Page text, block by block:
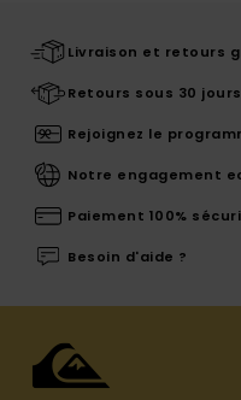
Livraison et retours
Retours sous 30 jours
Rejoignez le
Notre engagement
Paiement 100%
Besoin d'aide ?